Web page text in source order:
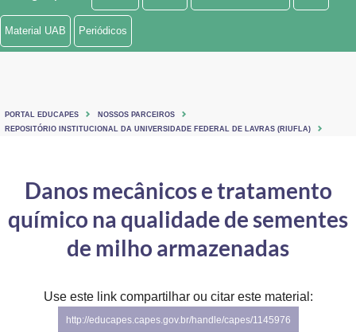
Ministério de Minas e Energia
Ministério do Turismo
Controladoria-Geral da União
Ministério da Mulher, da Família e dos Direitos Humanos
Secretaria de Governo
Material UAB Periódicos
PORTAL EDUCAPES
NOSSOS PARCEIROS
REPOSITÓRIO INSTITUCIONAL DA UNIVERSIDADE FEDERAL DE LAVRAS (RIUFLA)
Danos mecânicos e tratamento
químico na qualidade de sementes
de milho armazenadas
Use este link compartilhar ou citar este material:
http://educapes.capes.gov.br/handle/capes/1145976